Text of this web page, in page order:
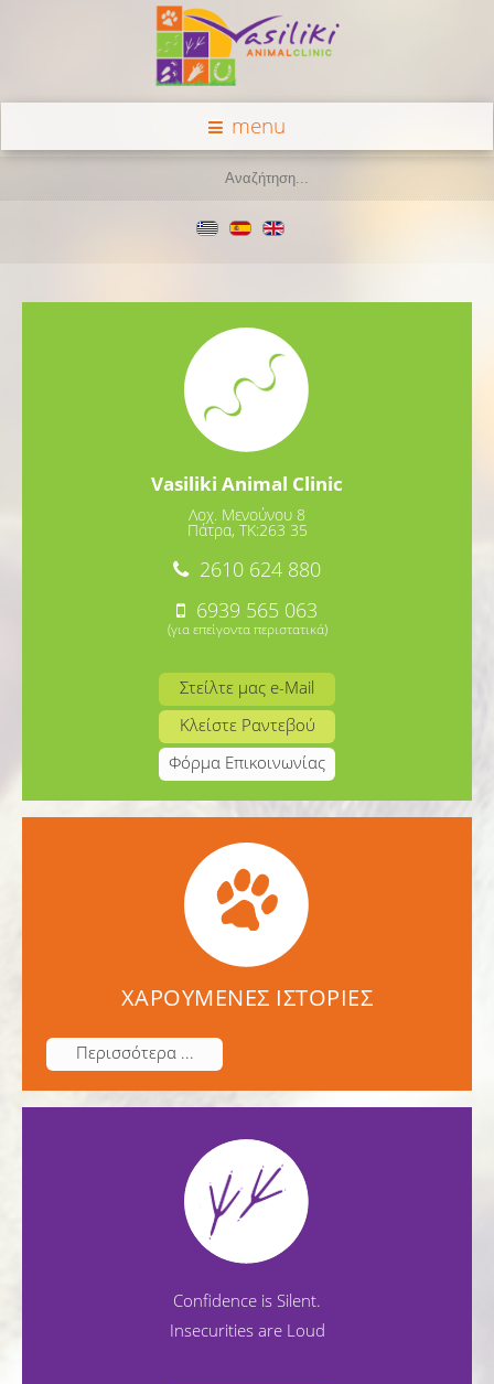
menu
Vasiliki Animal Clinic
Λοχ. Μενούνου 8
Πάτρα, TK:263 35
2610 624 880
6939 565 063
(για επείγοντα περιστατικά)
Στείλτε μας e-Mail
Κλείστε Ραντεβού
Φόρμα Επικοινωνίας
ΧΑΡΟΥΜΕΝΕΣ ΙΣΤΟΡΙΕΣ
Περισσότερα ...
Confidence is Silent.
Insecurities are Loud